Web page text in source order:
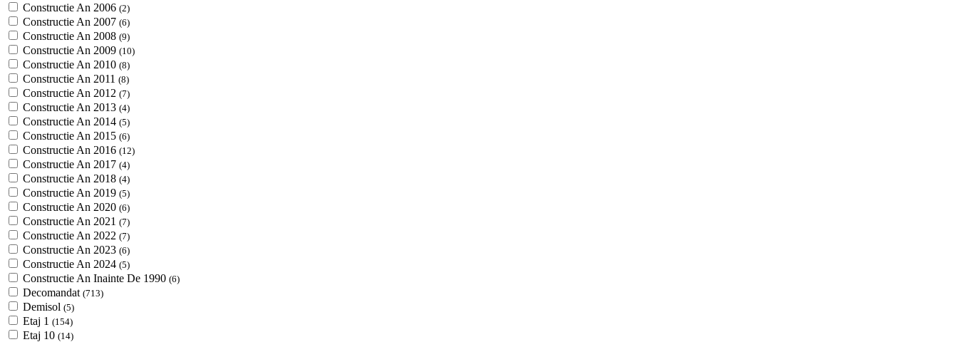
Constructie An 2006 (2)
Constructie An 2007 (6)
Constructie An 2008 (9)
Constructie An 2009 (10)
Constructie An 2010 (8)
Constructie An 2011 (8)
Constructie An 2012 (7)
Constructie An 2013 (4)
Constructie An 2014 (5)
Constructie An 2015 (6)
Constructie An 2016 (12)
Constructie An 2017 (4)
Constructie An 2018 (4)
Constructie An 2019 (5)
Constructie An 2020 (6)
Constructie An 2021 (7)
Constructie An 2022 (7)
Constructie An 2023 (6)
Constructie An 2024 (5)
Constructie An Inainte De 1990 (6)
Decomandat (713)
Demisol (5)
Etaj 1 (154)
Etaj 10 (14)